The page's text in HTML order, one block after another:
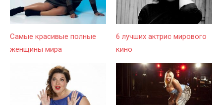
Самые красивые полные
женщины мира
6 лучших актрис мирового
кино